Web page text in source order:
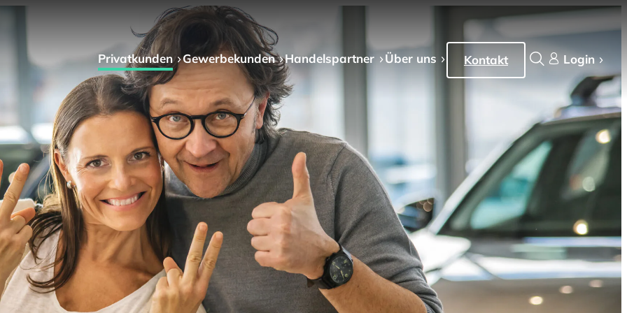
Privat­kunden Gewerbe­kunden Handels­partner Über uns Kontakt Login